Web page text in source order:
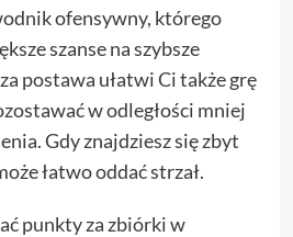
ofensywny, którego
szanse na szybsze
postawa ułatwi Ci także grę
w odległości mniej
Gdy znajdziesz się zbyt
łatwo oddać strzał.
punkty za zbiórki w